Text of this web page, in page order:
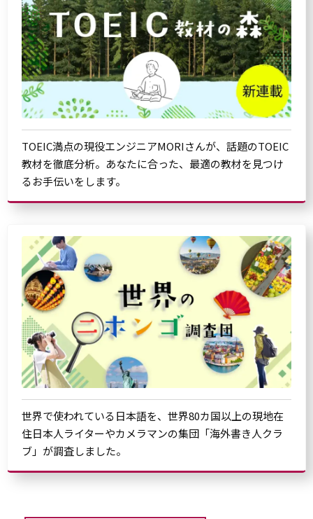
TOEIC満点の現役エンジニアMORIさんが、話題のTOEIC
教材を徹底分析。あなたに合った、最適の教材を見つけ
るお手伝いをします。
世界で使われている日本語を、世界80カ国以上の現地在
住日本人ライターやカメラマンの集団「海外書き人クラ
ブ」が調査しました。